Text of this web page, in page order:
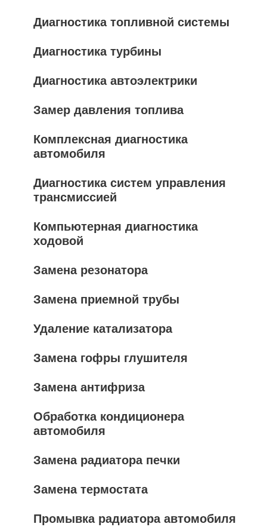
Диагностика топливной системы
Диагностика турбины
Диагностика автоэлектрики
Замер давления топлива
Комплексная диагностика
автомобиля
Диагностика систем управления
трансмиссией
Компьютерная диагностика
ходовой
Замена резонатора
Замена приемной трубы
Удаление катализатора
Замена гофры глушителя
Замена антифриза
Обработка кондиционера
автомобиля
Замена радиатора печки
Замена термостата
Промывка радиатора автомобиля